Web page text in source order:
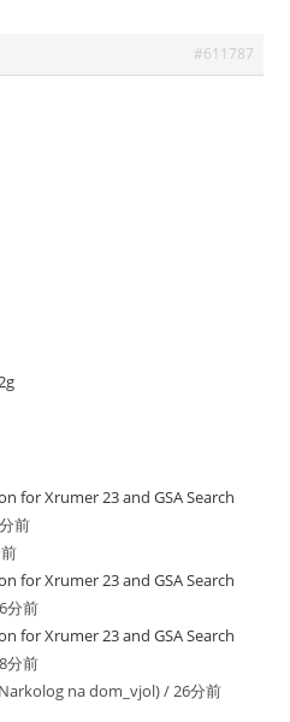
#611787
for Xrumer 23 and GSA Search
前
for Xrumer 23 and GSA Search
分前
for Xrumer 23 and GSA Search
分前
Narkolog na dom_vjol) /26分前